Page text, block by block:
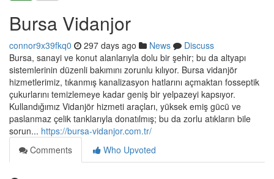
Bursa Vidanjor
connor9x39fkq0 297 days ago News
Discuss
Bursa, sanayi ve konut alanlarıyla dolu bir şehir; bu da altyapı
sistemlerinin düzenli bakımını zorunlu kılıyor. Bursa vidanjör
hizmetlerimiz, tıkanmış kanalizasyon hatlarını açmaktan fosseptik
çukurlarını temizlemeye kadar geniş bir yelpazeyi kapsıyor.
Kullandığımız Vidanjör hizmeti araçları, yüksek emiş gücü ve
paslanmaz çelik tanklarıyla donatılmış; bu da zorlu atıkların bile
sorun... https://bursa-vidanjor.com.tr/
Comments
Who Upvoted